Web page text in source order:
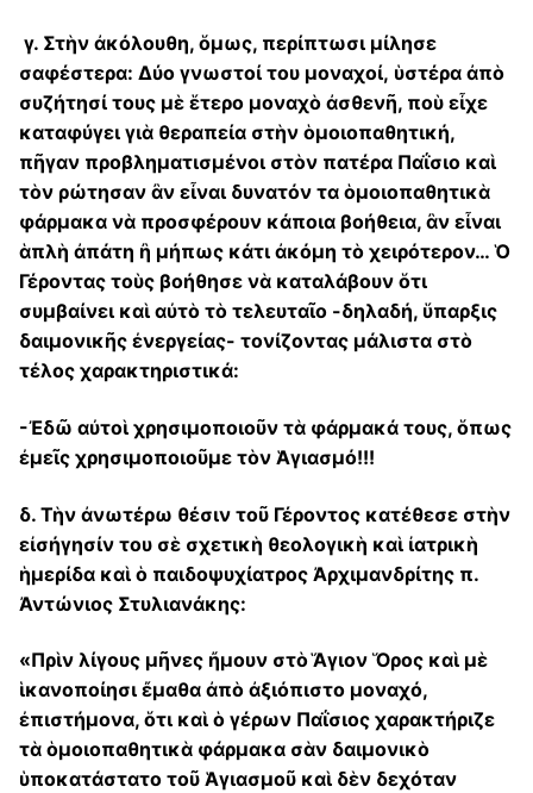
γ. Στὴν ἀκόλουθη, ὅμως, περίπτωσι μίλησε
σαφέστερα: Δύο γνωστοί του μοναχοί, ὑστέρα ἀπὸ
συζήτησί τους μὲ ἕτερο μοναχὸ ἀσθενῆ, ποὺ εἶχε
καταφύγει γιὰ θεραπεία στὴν ὁμοιοπαθητική,
πῆγαν προβληματισμένοι στὸν πατέρα Παΐσιο καὶ
τὸν ρώτησαν ἂν εἶναι δυνατόν τα ὁμοιοπαθητικὰ
φάρμακα νὰ προσφέρουν κάποια βοήθεια, ἂν εἶναι
ἁπλὴ ἀπάτη ἢ μήπως κάτι ἀκόμη τὸ χειρότερον… Ὁ
Γέροντας τοὺς βοήθησε νὰ καταλάβουν ὅτι
συμβαίνει καὶ αὐτὸ τὸ τελευταῖο -δηλαδή, ὕπαρξις
δαιμονικῆς ἐνεργείας- τονίζοντας μάλιστα στὸ
τέλος χαρακτηριστικά:
-Ἐδῶ αὐτοὶ χρησιμοποιοῦν τὰ φάρμακά τους, ὅπως
ἐμεῖς χρησιμοποιοῦμε τὸν Ἁγιασμό!!!
δ. Τὴν ἀνωτέρω θέσιν τοῦ Γέροντος κατέθεσε στὴν
εἰσήγησίν του σὲ σχετικὴ θεολογικὴ καὶ ἰατρικὴ
ἡμερίδα καὶ ὁ παιδοψυχίατρος Ἀρχιμανδρίτης π.
Ἀντώνιος Στυλιανάκης:
«Πρὶν λίγους μῆνες ἤμουν στὸ Ἅγιον Ὅρος καὶ μὲ
ἱκανοποίησι ἔμαθα ἀπὸ ἀξιόπιστο μοναχό,
ἐπιστήμονα, ὅτι καὶ ὁ γέρων Παΐσιος χαρακτήριζε
τὰ ὁμοιοπαθητικὰ φάρμακα σὰν δαιμονικὸ
ὑποκατάστατο τοῦ Ἁγιασμοῦ καὶ δὲν δεχόταν